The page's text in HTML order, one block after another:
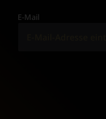
E-Mail